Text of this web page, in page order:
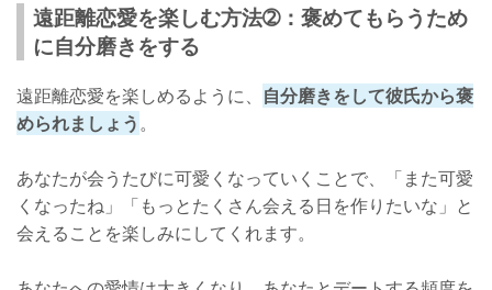
遠距離恋愛を楽しむ方法➁：褒めてもらうため
に自分磨きをする
遠距離恋愛を楽しめるように、 自分磨きをして彼氏から褒
められましょう。
あなたが会うたびに可愛くなっていくことで、「また可愛
くなったね」「もっとたくさん会える日を作りたいな」と
会えることを楽しみにしてくれます。